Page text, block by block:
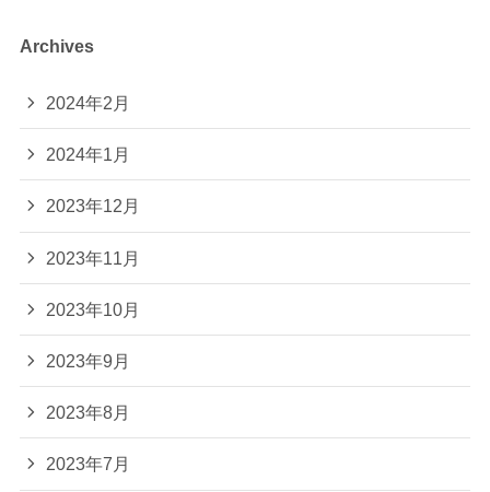
Archives
2024年2月
2024年1月
2023年12月
2023年11月
2023年10月
2023年9月
2023年8月
2023年7月